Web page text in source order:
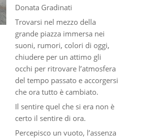
Donata Gradinati
Trovarsi nel mezzo della
grande piazza immersa nei
suoni, rumori, colori di oggi,
chiudere per un attimo gli
occhi per ritrovare l’atmosfera
del tempo passato e accorgersi
che ora tutto è cambiato.
Il sentire quel che si era non è
certo il sentire di ora.
Percepisco un vuoto, l’assenza